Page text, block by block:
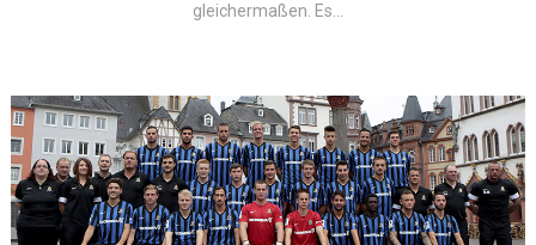
gleichermaßen. Es...